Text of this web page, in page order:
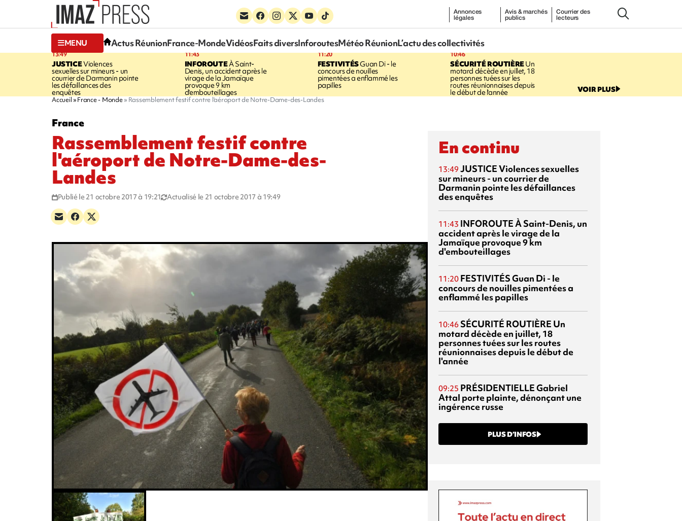
Annonces
légales
Avis & marchés
publics
Courrier des
lecteurs
MENU Actus RéunionFrance-MondeVidéosFaits diversInforoutesMétéo RéunionL’actu des collectivités
13:49
JUSTICEViolences
sexuelles sur mineurs - un
courrier de Darmanin pointe
les défaillances des
enquêtes
11:43
INFOROUTEÀ Saint-
Denis, un accident après le
virage de la Jamaïque
provoque 9 km
d'embouteillages
11:20
FESTIVITÉSGuan Di - le
concours de nouilles
pimentées a enflammé les
papilles
10:46
SÉCURITÉ ROUTIÈREUn
motard décède en juillet, 18
personnes tuées sur les
routes réunionnaises depuis
le début de l'année VOIR PLUS
Accueil France - Monde Rassemblement festif contre l'aéroport de Notre-Dame-des-Landes
France
Rassemblement festif contre
l'aéroport de Notre-Dame-des-
Landes
Publié le 21 octobre 2017 à 19:21 Actualisé le 21 octobre 2017 à 19:49
En continu
13:49 JUSTICEViolences sexuelles
sur mineurs - un courrier de
Darmanin pointe les défaillances
des enquêtes
11:43 INFOROUTEÀ Saint-Denis, un
accident après le virage de la
Jamaïque provoque 9 km
d'embouteillages
11:20 FESTIVITÉSGuan Di - le
concours de nouilles pimentées a
enflammé les papilles
10:46 SÉCURITÉ ROUTIÈRE Un
motard décède en juillet, 18
personnes tuées sur les routes
réunionnaises depuis le début de
l'année
09:25 PRÉSIDENTIELLEGabriel
Attal porte plainte, dénonçant une
ingérence russe
PLUS D’INFOS